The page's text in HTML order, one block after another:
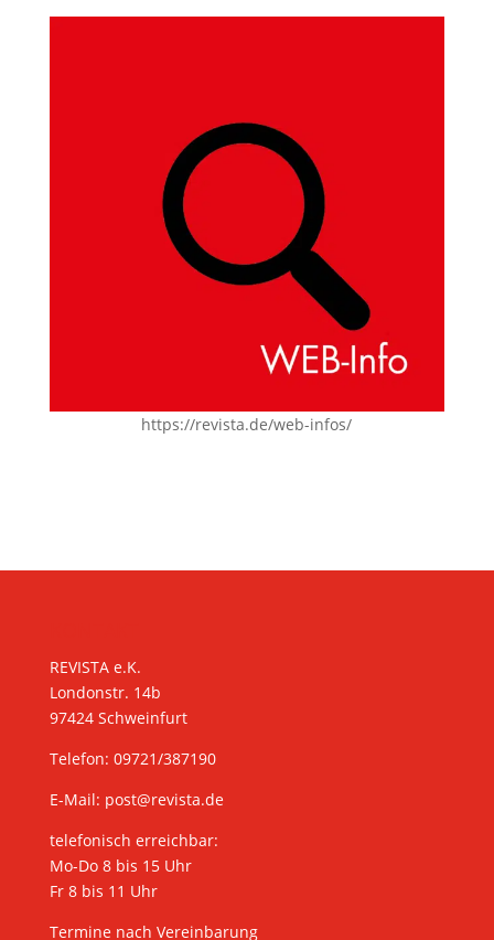
https://revista.de/web-infos/
REVISTA e.K.
Londonstr. 14b
97424 Schweinfurt
Telefon: 09721/387190
E-Mail: post@revista.de
telefonisch erreichbar:
Mo-Do 8 bis 15 Uhr
Fr 8 bis 11 Uhr
Termine nach Vereinbarung